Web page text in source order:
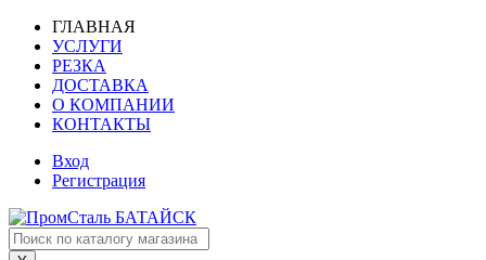
ГЛАВНАЯ
УСЛУГИ
РЕЗКА
ДОСТАВКА
О КОМПАНИИ
КОНТАКТЫ
Вход
Регистрация